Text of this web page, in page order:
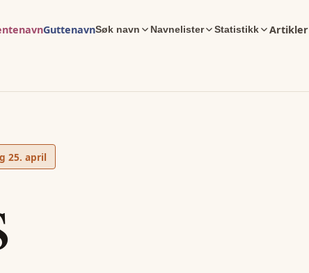
GuttenavnSøk navn Navnelister Statistikk Artikler
25. april